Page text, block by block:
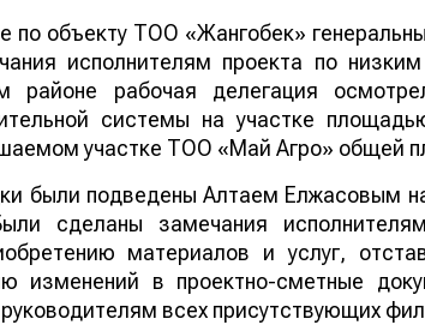
по объекту ТОО «Жангобек»
исполнителям проекта по
районе рабочая делегация
системы на участке
участке ТОО «Май Агро» общей
были подведены Алтаем Елжасовым
сделаны замечания
материалов и услуг,
изменений в проектно-сметные
всех присутствующих